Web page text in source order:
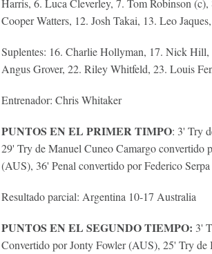
Harris, 6. Luca Cleverley, 7. Tom Robinson
Cooper Watters, 12. Josh Takai, 13. Leo
Suplentes: 16. Charlie Hollyman, 17. Nick
Angus Grover, 22. Riley Whitfeld, 23. Louis
Entrenador: Chris Whitaker
PUNTOS EN EL PRIMER TIMPO: 3' Try
29' Try de Manuel Cuneo Camargo convertido
(AUS), 36' Penal convertido por Federico
Resultado parcial: Argentina 10-17 Australia
PUNTOS EN EL SEGUNDO TIEMPO: 3'
Convertido por Jonty Fowler (AUS), 25' Try